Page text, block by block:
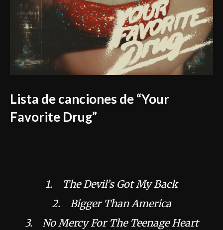
Lista de canciones de“Your
Favorite Drug”
1. The Devil’s Got My Back
2. Bigger Than America
3. No Mercy For The Teenage Heart